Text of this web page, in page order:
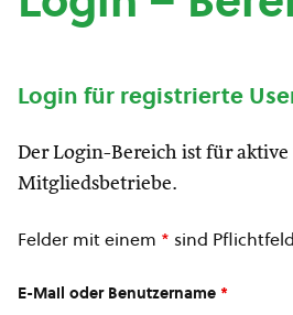
Login für registrierte
Der Login-Bereich ist für aktive
Mitgliedsbetriebe.
Felder mit einem * sind
E-Mail oder Benutzername *